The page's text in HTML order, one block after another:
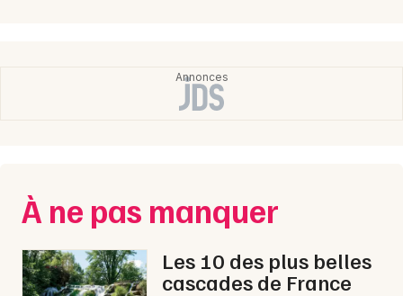
À ne pas manquer
Les 10 des plus belles
cascades de France